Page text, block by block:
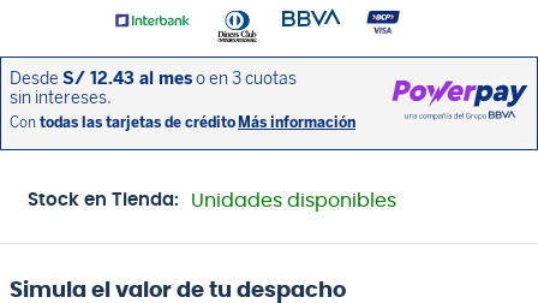
Stock en Tienda: Unidades disponibles
Simula el valor de tu despacho